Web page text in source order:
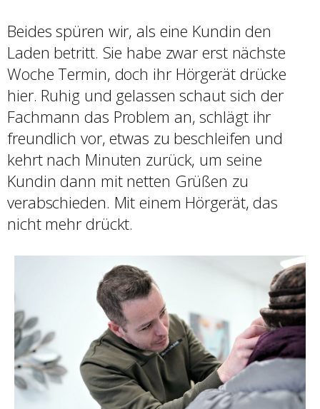
Beides spüren wir, als eine Kundin den
Laden betritt. Sie habe zwar erst nächste
Woche Termin, doch ihr Hörgerät drücke
hier. Ruhig und gelassen schaut sich der
Fachmann das Problem an, schlägt ihr
freundlich vor, etwas zu beschleifen und
kehrt nach Minuten zurück, um seine
Kundin dann mit netten Grüßen zu
verabschieden. Mit einem Hörgerät, das
nicht mehr drückt.